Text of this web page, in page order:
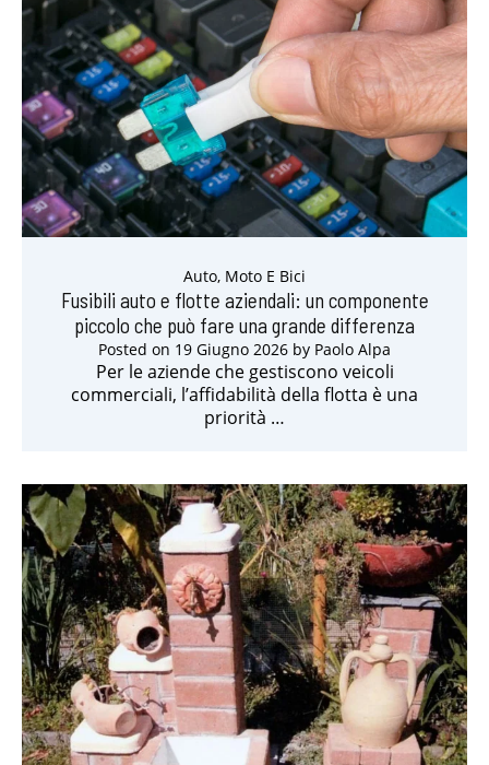
Auto, Moto E Bici
Fusibili auto e flotte aziendali: un componente
piccolo che può fare una grande differenza
Posted on 19 Giugno 2026 by Paolo Alpa
Per le aziende che gestiscono veicoli
commerciali, l’affidabilità della flotta è una
priorità …